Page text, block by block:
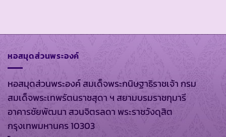
หอสมุดส่วนพระองค์
หอสมุดส่วนพระองค์ สมเด็จพระกนิษฐาธิราชเจ้า กรม
สมเด็จพระเทพรัตนราชสุดา ฯ สยามบรมราชกุมารี
อาคารชัยพัฒนา สวนจิตรลดา พระราชวังดุสิต
กรุงเทพมหานคร 10303